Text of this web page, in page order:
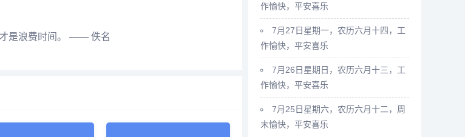
才是浪费时间。 —— 佚名
作愉快，平安喜乐
7月27日星期一，农历六月十四，工
作愉快，平安喜乐
7月26日星期日，农历六月十三，工
作愉快，平安喜乐
7月25日星期六，农历六月十二，周
末愉快，平安喜乐